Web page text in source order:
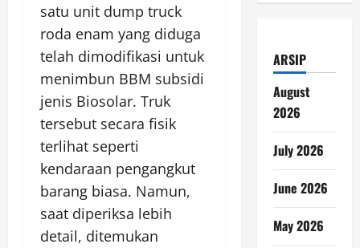
satu unit dump truck
roda enam yang diduga
telah dimodifikasi untuk
menimbun BBM subsidi
jenis Biosolar. Truk
tersebut secara fisik
terlihat seperti
kendaraan pengangkut
barang biasa. Namun,
saat diperiksa lebih
detail, ditemukan
ARSIP
August
2026
July 2026
June 2026
May 2026